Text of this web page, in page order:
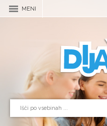
MENI